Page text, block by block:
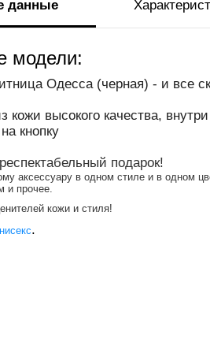
данные
модели:
Одесса (черная) - и все
кожи высокого качества,
кнопку
подарок!
аксессуару в одном стиле и в одном
и прочее.
кожи и стиля!
.